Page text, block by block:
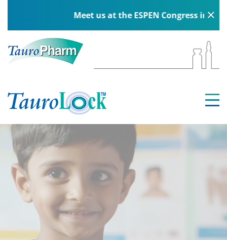
Meet us at the ESPEN Congress in Berlin, 5–8